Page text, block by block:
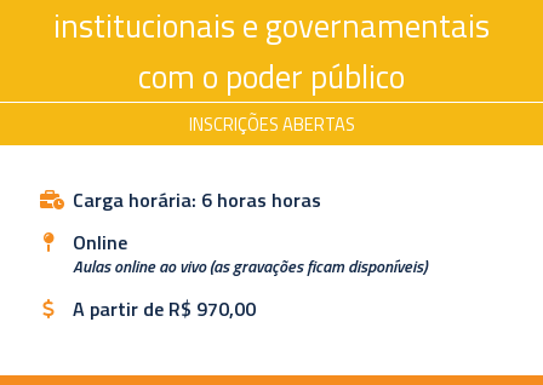
institucionais e governamentais
com o poder público
INSCRIÇÕES ABERTAS
Carga horária: 6 horas horas
Online
Aulas online ao vivo (as gravações ficam disponíveis)
A partir de R$ 970,00